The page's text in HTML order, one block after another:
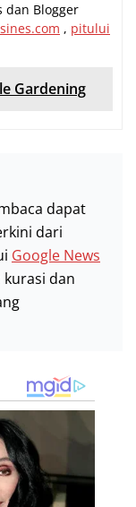
dan Blogger
, pitului
Gardening
dapat
dari
Google News
kurasi dan